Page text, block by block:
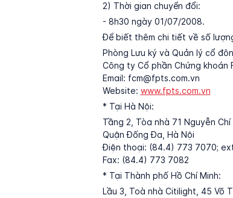
2) Thời gian chuyển đổi:
- 8h30 ngày 01/07/2008.
Để biết thêm chi tiết về số
Phòng Lưu ký và Quản lý cổ
Công ty Cổ phần Chứng khoán
Email: fcm@fpts.com.vn
Website: www.fpts.com.vn
* Tại Hà Nội:
Tầng 2, Tòa nhà 71 Nguyễn Chí
Quận Đống Đa, Hà Nội
Điện thoại: (84.4) 773 7070;
Fax: (84.4) 773 7082
* Tại Thành phố Hồ Chí Minh:
Lầu 3, Toà nhà Citilight, 45 Võ